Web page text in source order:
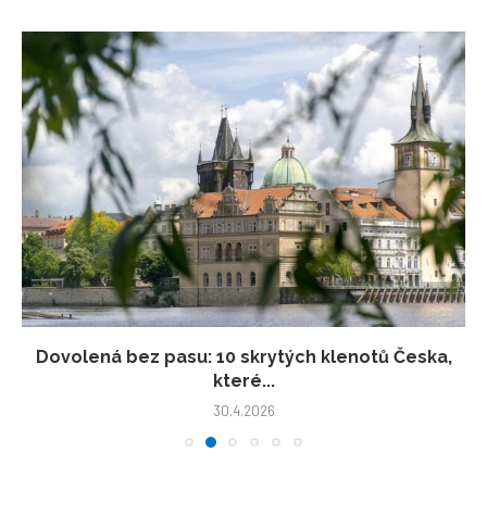
Dovolená bez pasu: 10 skrytých klenotů Česka,
které...
30.4.2026